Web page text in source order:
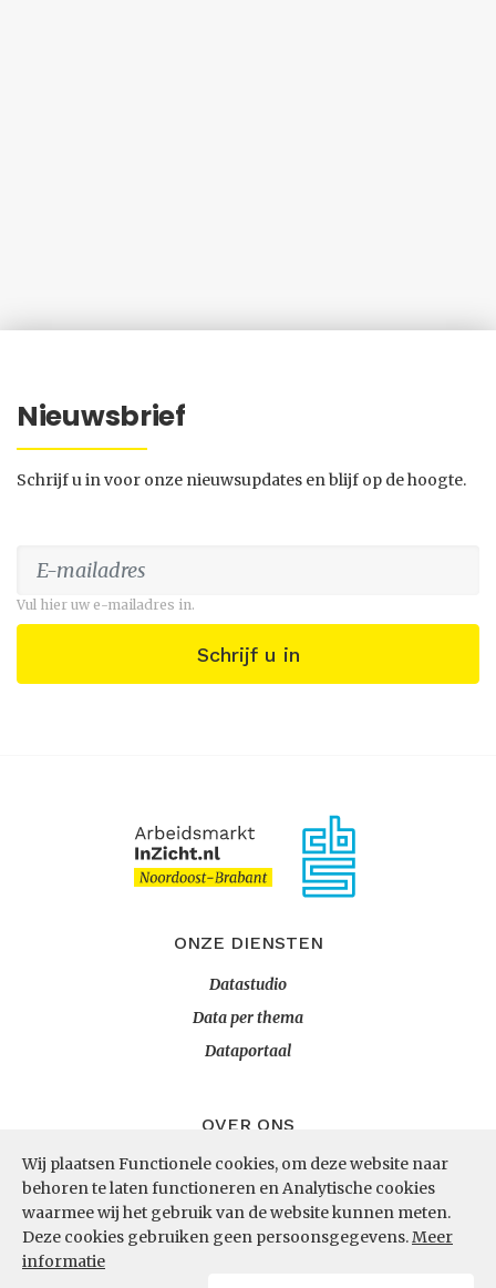
Wij plaatsen Functionele cookies, om deze website naar
behoren te laten functioneren en Analytische cookies
waarmee wij het gebruik van de website kunnen meten.
Deze cookies gebruiken geen persoonsgegevens.Meer
informatie
Nieuwsbrief
Schrijf u in voor onze nieuwsupdates en blijf op de hoogte.
Vul hier uw e-mailadres in.
Schrijf u in
ONZE DIENSTEN
Datastudio
Data per thema
Dataportaal
OVER ONS
InZicht
Contact